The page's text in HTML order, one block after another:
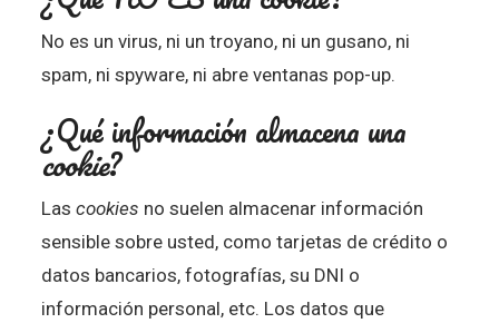
No es un virus, ni un troyano, ni un gusano, ni
spam, ni spyware, ni abre ventanas pop-up.
¿Qué información almacena una
cookie?
Lascookies no suelen almacenar información
sensible sobre usted, como tarjetas de crédito o
datos bancarios, fotografías, su DNI o
información personal, etc. Los datos que